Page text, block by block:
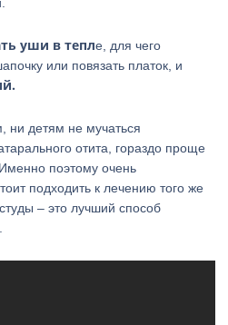
уши в тепле, для чего
или повязать платок, и
ни детям не мучаться
отита, гораздо проще
поэтому очень
подходить к лечению того же
– это лучший способ